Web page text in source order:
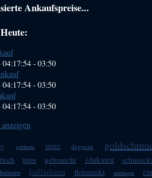
Ankaufspreise...
04:17:54-03:50
04:17:54-03:50
04:17:54-03:50
goldkette unze degussa
tipps gebraucht 1dukaten
palladium flohmarkt reutlingen